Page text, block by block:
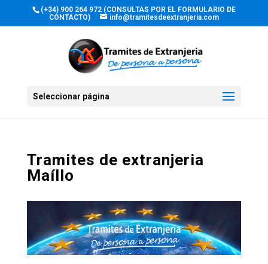
(+34) 900 264 972 (CONSULTAS POR EL FORMULARIO DE
CONTACTO)
info@tramitesdeextranjeria.com
Seleccionar página
Tramites de extranjeria
Maíllo